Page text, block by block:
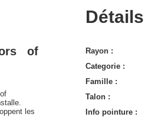
of
les
Détails
Rayon :
Categorie :
Famille :
Talon :
Info pointure :